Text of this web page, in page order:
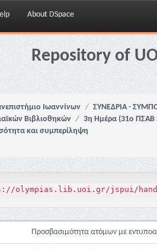
About DSpace
Repository of
Ιωαννίνων
ΣΥΝΕΔΡΙΑ -
Βιβλιοθηκών
3η Ημέρα (31ο ΠΣΑΒ
και συμπερίληψη
olympias.lib.uoi.gr/jspui/
Προσβασιμότητα ατόμων με